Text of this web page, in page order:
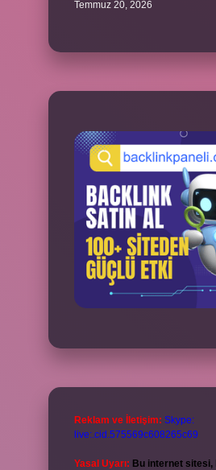
Temmuz 20, 2026
Reklam ve İletişim: Skype:
live:.cid.575569c608265c69
Yasal Uyarı: Bu internet sitesi,